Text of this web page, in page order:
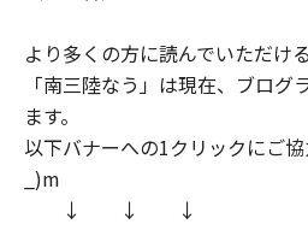
より多くの方に読んでいただけ
「南三陸なう」は現在、ブログ
ます。
以下バナーへの1クリックにご
_)m
↓ ↓ ↓